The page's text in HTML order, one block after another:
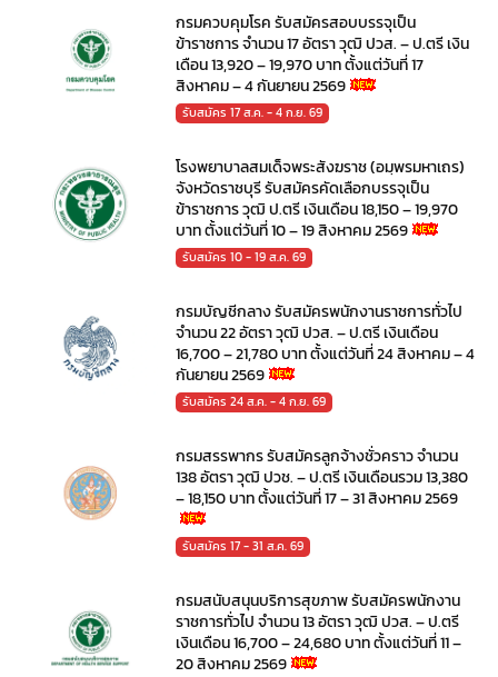
กรมควบคุมโรค รับสมัครสอบบรรจุเป็น
ข้าราชการ จำนวน 17 อัตรา วุฒิ ปวส. – ป.ตรี เงิน
เดือน 13,920 – 19,970 บาท ตั้งแต่วันที่ 17
สิงหาคม – 4 กันยายน 2569
รับสมัคร 17 ส.ค. - 4 ก.ย. 69
โรงพยาบาลสมเด็จพระสังฆราช (อมฺพรมหาเถร)
จังหวัดราชบุรี รับสมัครคัดเลือกบรรจุเป็น
ข้าราชการ วุฒิ ป.ตรี เงินเดือน 18,150 – 19,970
บาท ตั้งแต่วันที่ 10 – 19 สิงหาคม 2569
รับสมัคร 10 - 19 ส.ค. 69
กรมบัญชีกลาง รับสมัครพนักงานราชการทั่วไป
จำนวน 22 อัตรา วุฒิ ปวส. – ป.ตรี เงินเดือน
16,700 – 21,780 บาท ตั้งแต่วันที่ 24 สิงหาคม – 4
กันยายน 2569
รับสมัคร 24 ส.ค. - 4 ก.ย. 69
กรมสรรพากร รับสมัครลูกจ้างชั่วคราว จำนวน
138 อัตรา วุฒิ ปวช. – ป.ตรี เงินเดือนรวม 13,380
– 18,150 บาท ตั้งแต่วันที่ 17 – 31 สิงหาคม 2569
รับสมัคร 17 - 31 ส.ค. 69
กรมสนับสนุนบริการสุขภาพ รับสมัครพนักงาน
ราชการทั่วไป จำนวน 13 อัตรา วุฒิ ปวส. – ป.ตรี
เงินเดือน 16,700 – 24,680 บาท ตั้งแต่วันที่ 11 –
20 สิงหาคม 2569